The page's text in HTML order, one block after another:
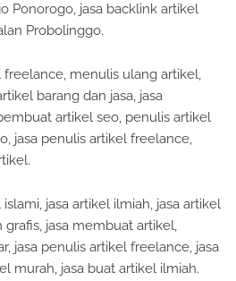
Ponorogo, jasa backlink artikel
Probolinggo.
freelance, menulis ulang artikel,
barang dan jasa, jasa
artikel seo, penulis artikel
jasa penulis artikel freelance,
jasa artikel ilmiah, jasa artikel
grafis, jasa membuat artikel,
jasa penulis artikel freelance, jasa
murah, jasa buat artikel ilmiah.